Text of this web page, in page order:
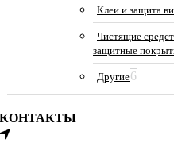
Клеи и защита
Чистящие
защитные
Другие6
КОНТАКТЫ